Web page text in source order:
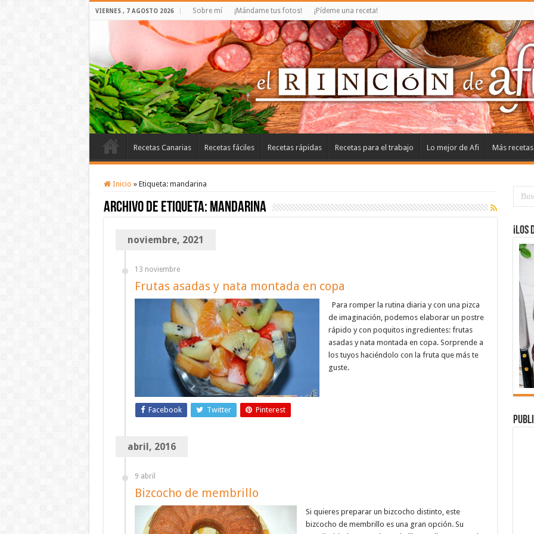
VIERNES , 7 AGOSTO 2026 Sobre mí ¡Mándame tus fotos! ¡Pídeme una receta!
Recetas Canarias Recetas fáciles Recetas rápidas Recetas para el trabajo Lo mejor de Afi Más recetas
Inicio » Etiqueta: mandarina
Archivo de etiqueta: mandarina
noviembre, 2021
13 noviembre
Frutas asadas y nata montada en copa
Para romper la rutina diaria y con una pizca
de imaginación, podemos elaborar un postre
rápido y con poquitos ingredientes: frutas
asadas y nata montada en copa. Sorprende a
los tuyos haciéndolo con la fruta que más te
guste.
Facebook Twitter Pinterest
abril, 2016
9 abril
Bizcocho de membrillo
Si quieres preparar un bizcocho distinto, este
bizcocho de membrillo es una gran opción. Su
¡Los